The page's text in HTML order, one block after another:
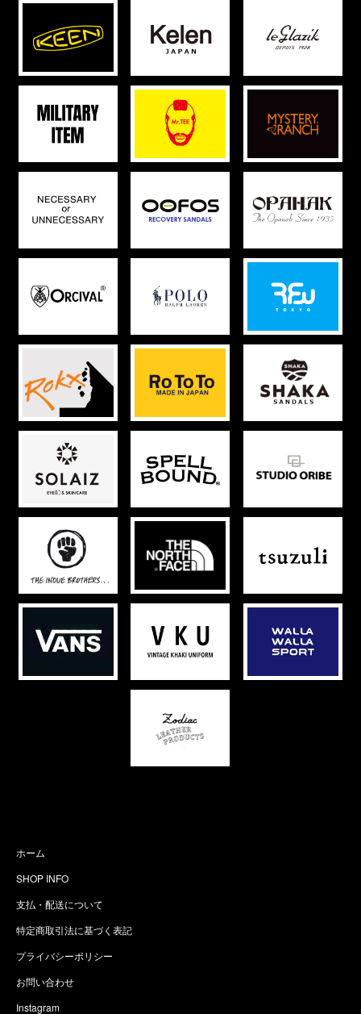
ホーム
SHOP INFO
支払・配送について
特定商取引法に基づく表記
プライバシーポリシー
お問い合わせ
Instagram